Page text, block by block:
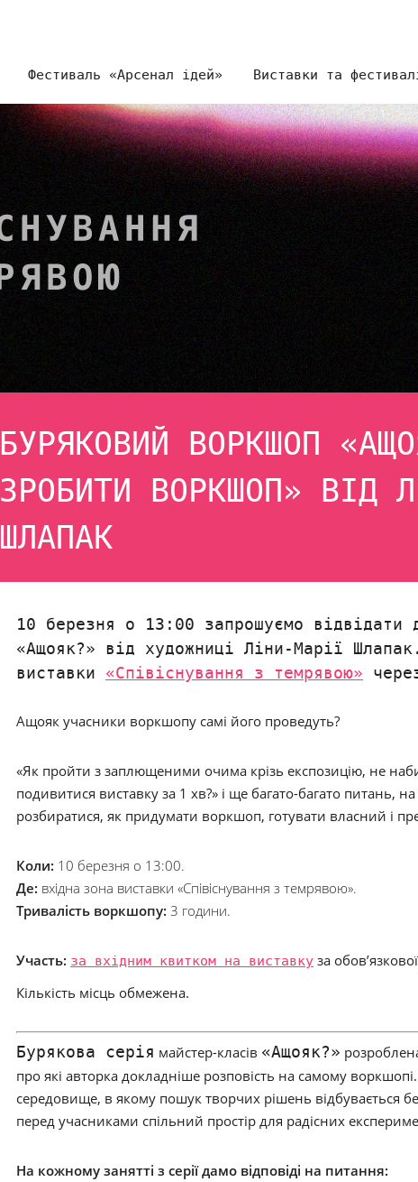
Фестиваль «Арсенал ідей» Виставки та
БУРЯКОВИЙ ВОРКШОП
ЗРОБИТИ ВОРКШОП» ВІД
ШЛАПАК
10 березня о 13:00 запрошуємо відвідати
«Ащояк?» від художниці Ліни-Марії
виставки «Співіснування з темрявою»
Ащояк учасники воркшопу самі його проведуть?
«Як пройти з заплющеними очима крізь експозицію, не
подивитися виставку за 1 хв?» і ще багато-багато питань,
розбиратися, як придумати воркшоп, готувати власний і
Коли: 10 березня о 13:00.
Де: вхідна зона виставки «Співіснування з темрявою».
Тривалість воркшопу: 3 години.
Участь: за вхідним квитком на виставку за
Кількість місць обмежена.
Бурякова серія майстер-класів «Ащояк?»
про які авторка докладніше розповість на самому
середовище, в якому пошук творчих рішень відбувається
перед учасниками спільний простір для радісних
На кожному занятті з серії дамо відповіді на питання: